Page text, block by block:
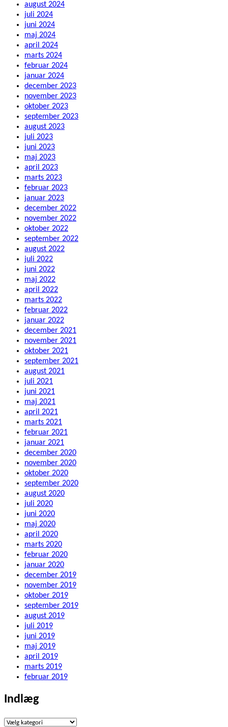
august 2024
juli 2024
juni 2024
maj 2024
april 2024
marts 2024
februar 2024
januar 2024
december 2023
november 2023
oktober 2023
september 2023
august 2023
juli 2023
juni 2023
maj 2023
april 2023
marts 2023
februar 2023
januar 2023
december 2022
november 2022
oktober 2022
september 2022
august 2022
juli 2022
juni 2022
maj 2022
april 2022
marts 2022
februar 2022
januar 2022
december 2021
november 2021
oktober 2021
september 2021
august 2021
juli 2021
juni 2021
maj 2021
april 2021
marts 2021
februar 2021
januar 2021
december 2020
november 2020
oktober 2020
september 2020
august 2020
juli 2020
juni 2020
maj 2020
april 2020
marts 2020
februar 2020
januar 2020
december 2019
november 2019
oktober 2019
september 2019
august 2019
juli 2019
juni 2019
maj 2019
april 2019
marts 2019
februar 2019
Indlæg
Indlæg